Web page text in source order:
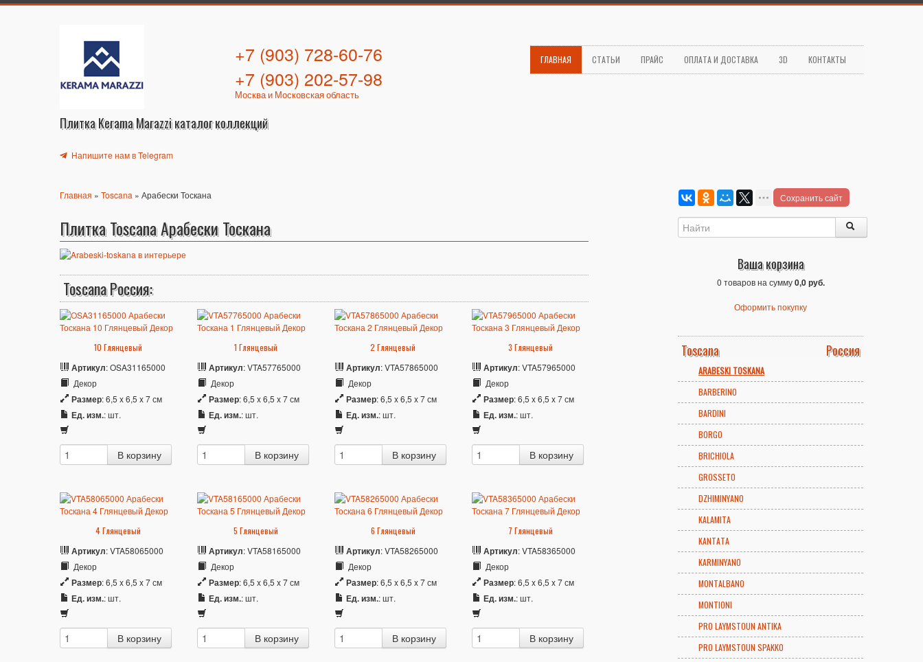
Плитка Kerama Marazzi каталог коллекций
+7 (903) 728-60-76
+7 (903) 202-57-98
Москва и Московская область
Напишите нам в Telegram
ГЛАВНАЯ СТАТЬИ ПРАЙС ОПЛАТА И ДОСТАВКА 3D КОНТАКТЫ
Главная » Toscana » Арабески Тоскана
Плитка Toscana Арабески Тоскана
Toscana Россия:
10 Глянцевый
Артикул: OSA31165000
Декор
Размер: 6,5 x 6,5 x 7 см
Ед. изм.: шт.
1 Глянцевый
Артикул: VTA57765000
Декор
Размер: 6,5 x 6,5 x 7 см
Ед. изм.: шт.
2 Глянцевый
Артикул: VTA57865000
Декор
Размер: 6,5 x 6,5 x 7 см
Ед. изм.: шт.
3 Глянцевый
Артикул: VTA57965000
Декор
Размер: 6,5 x 6,5 x 7 см
Ед. изм.: шт.
4 Глянцевый
Артикул: VTA58065000
Декор
Размер: 6,5 x 6,5 x 7 см
Ед. изм.: шт.
5 Глянцевый
Артикул: VTA58165000
Декор
Размер: 6,5 x 6,5 x 7 см
Ед. изм.: шт.
6 Глянцевый
Артикул: VTA58265000
Декор
Размер: 6,5 x 6,5 x 7 см
Ед. изм.: шт.
7 Глянцевый
Артикул: VTA58365000
Декор
Размер: 6,5 x 6,5 x 7 см
Ед. изм.: шт.
Сохранить сайт
Ваша корзина
0 товаров на сумму0,0 руб.
Оформить покупку
Toscana Россия
ARABESKI TOSKANA
BARBERINO
BARDINI
BORGO
BRICHIOLA
GROSSETO
DZHIMINYANO
KALAMITA
KANTATA
KARMINYANO
MONTALBANO
MONTIONI
PRO LAYMSTOUN ANTIKA
PRO LAYMSTOUN SPAKKO